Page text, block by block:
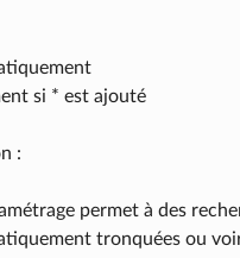
si * est ajouté
:
permet à des
tronquées ou